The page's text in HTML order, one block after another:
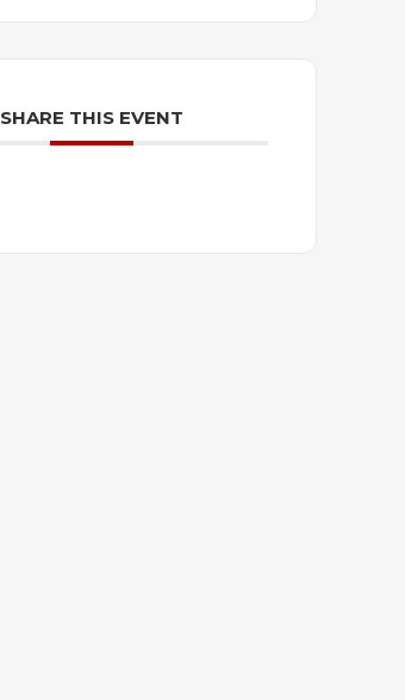
SHARE THIS EVENT